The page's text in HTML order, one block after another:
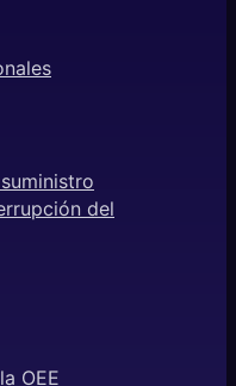
del
OEE